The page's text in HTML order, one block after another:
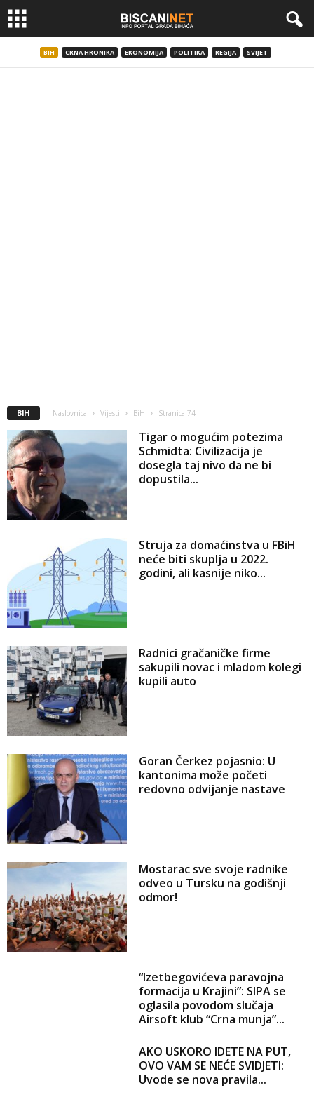
BIH CRNA HRONIKA EKONOMIJA POLITIKA REGIJA SVIJET
BIH Naslovnica Vijesti BiH Stranica 74
Tigar o mogućim potezima
Schmidta: Civilizacija je
dosegla taj nivo da ne bi
dopustila...
Struja za domaćinstva u FBiH
neće biti skuplja u 2022.
godini, ali kasnije niko...
Radnici gračaničke firme
sakupili novac i mladom kolegi
kupili auto
Goran Čerkez pojasnio: U
kantonima može početi
redovno odvijanje nastave
Mostarac sve svoje radnike
odveo u Tursku na godišnji
odmor!
“Izetbegovićeva paravojna
formacija u Krajini”: SIPA se
oglasila povodom slučaja
Airsoft klub “Crna munja”...
AKO USKORO IDETE NA PUT,
OVO VAM SE NEĆE SVIDJETI:
Uvode se nova pravila...